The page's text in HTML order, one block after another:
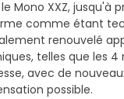
Mono XXZ, jusqu'à
comme étant
renouvelé
telles que les 4
avec de
possible.